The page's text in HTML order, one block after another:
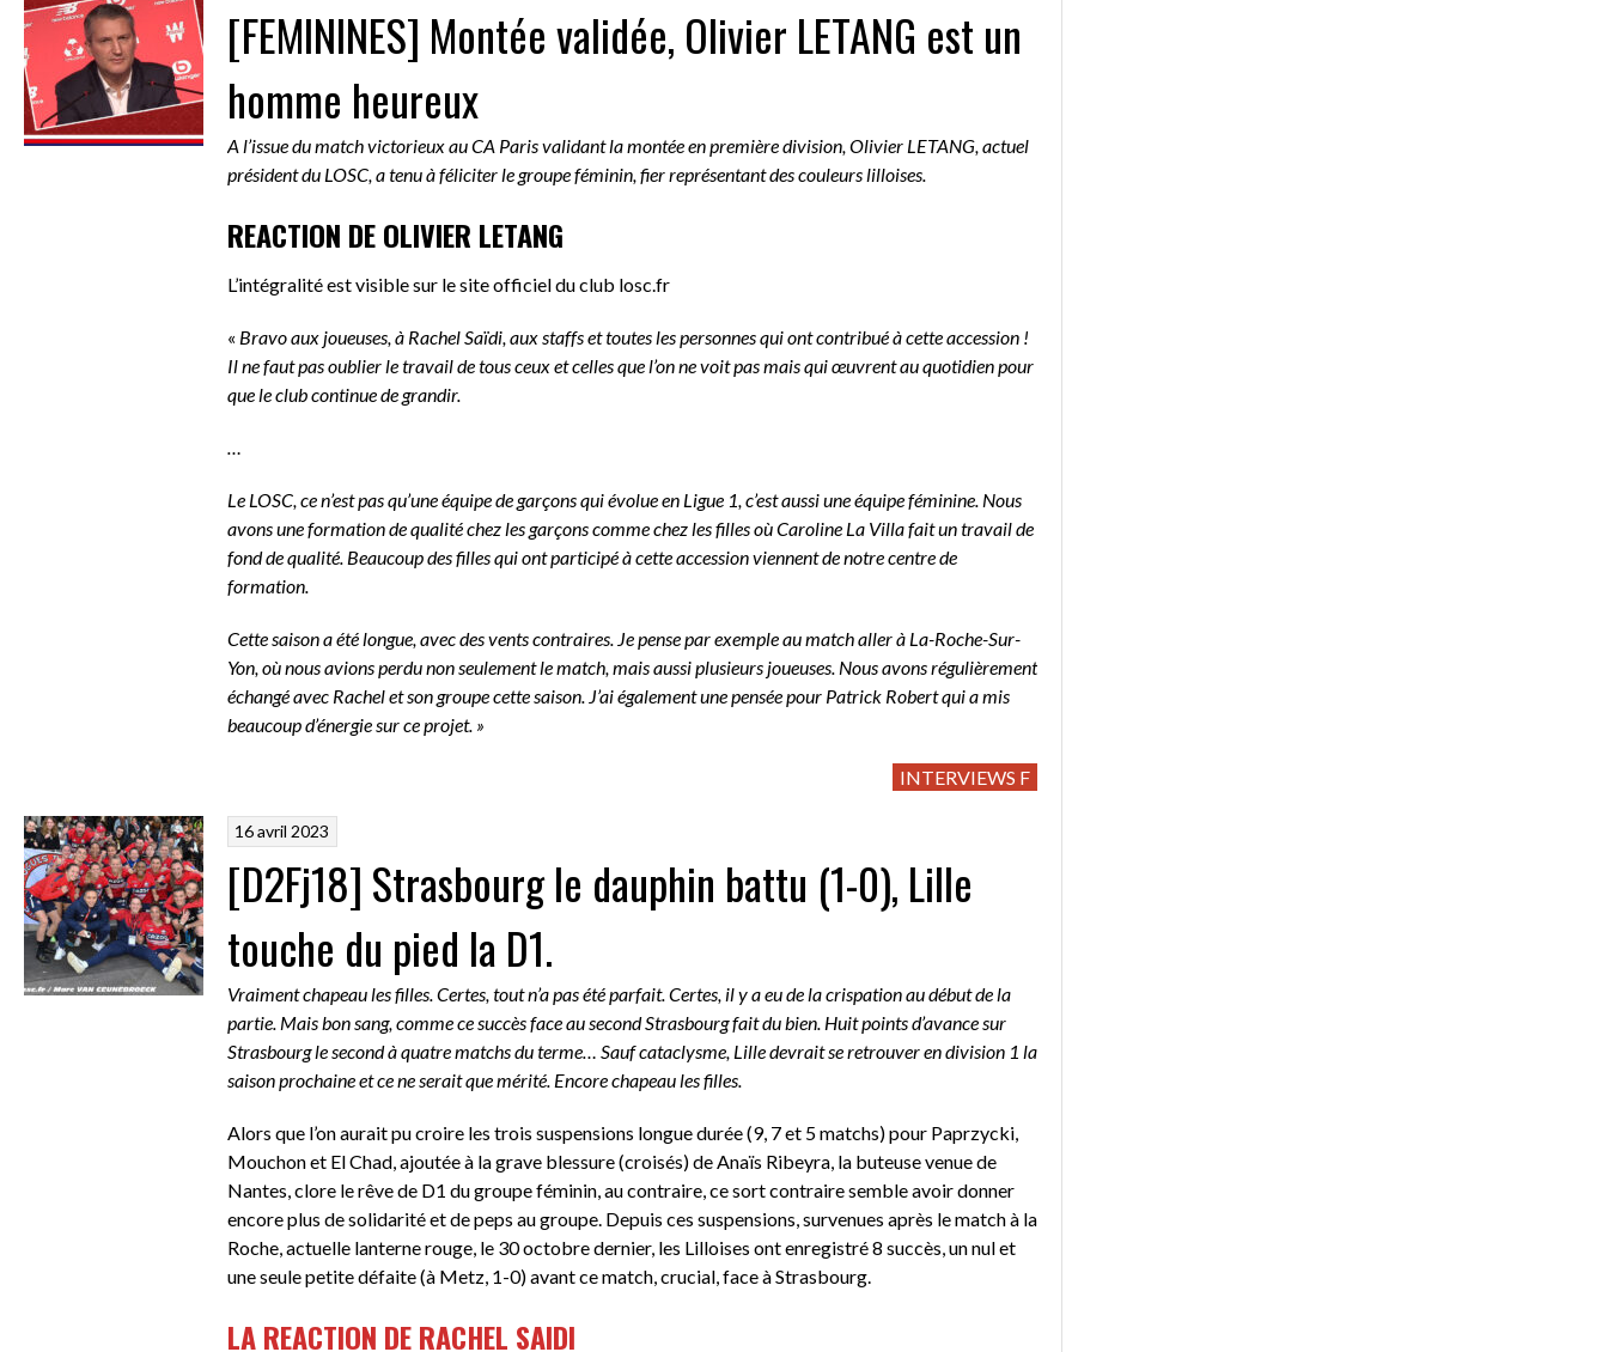
[FEMININES] Montée validée, Olivier LETANG est un
homme heureux
A l’issue du match victorieux au CA Paris validant la montée en première division, Olivier LETANG, actuel
président du LOSC, a tenu à féliciter le groupe féminin, fier représentant des couleurs lilloises.
REACTION DE OLIVIER LETANG
L’intégralité est visible sur le site officiel du club losc.fr
« Bravo aux joueuses, à Rachel Saïdi, aux staffs et toutes les personnes qui ont contribué à cette accession !
Il ne faut pas oublier le travail de tous ceux et celles que l’on ne voit pas mais qui œuvrent au quotidien pour
que le club continue de grandir.
Le LOSC, ce n’est pas qu’une équipe de garçons qui évolue en Ligue 1, c’est aussi une équipe féminine. Nous
avons une formation de qualité chez les garçons comme chez les filles où Caroline La Villa fait un travail de
fond de qualité. Beaucoup des filles qui ont participé à cette accession viennent de notre centre de
formation.
Cette saison a été longue, avec des vents contraires. Je pense par exemple au match aller à La-Roche-Sur-
Yon, où nous avions perdu non seulement le match, mais aussi plusieurs joueuses. Nous avons régulièrement
échangé avec Rachel et son groupe cette saison. J’ai également une pensée pour Patrick Robert qui a mis
beaucoup d’énergie sur ce projet. »
INTERVIEWS F
16 avril 2023
[D2Fj18] Strasbourg le dauphin battu (1-0), Lille
touche du pied la D1.
Vraiment chapeau les filles. Certes, tout n’a pas été parfait. Certes, il y a eu de la crispation au début de la
partie. Mais bon sang, comme ce succès face au second Strasbourg fait du bien. Huit points d’avance sur
Strasbourg le second à quatre matchs du terme… Sauf cataclysme, Lille devrait se retrouver en division 1 la
saison prochaine et ce ne serait que mérité. Encore chapeau les filles.
Alors que l’on aurait pu croire les trois suspensions longue durée (9, 7 et 5 matchs) pour Paprzycki,
Mouchon et El Chad, ajoutée à la grave blessure (croisés) de Anaïs Ribeyra, la buteuse venue de
Nantes, clore le rêve de D1 du groupe féminin, au contraire, ce sort contraire semble avoir donner
encore plus de solidarité et de peps au groupe. Depuis ces suspensions, survenues après le match à la
Roche, actuelle lanterne rouge, le 30 octobre dernier, les Lilloises ont enregistré 8 succès, un nul et
une seule petite défaite (à Metz, 1-0) avant ce match, crucial, face à Strasbourg.
LA REACTION DE RACHEL SAIDI